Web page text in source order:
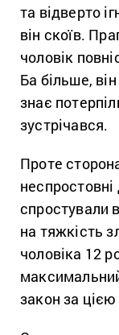
та відверто
він скоїв.
чоловік
Ба більше,
знає
зустрічався.
Проте
спростували
на тяжкість
чоловіка 12
закон за